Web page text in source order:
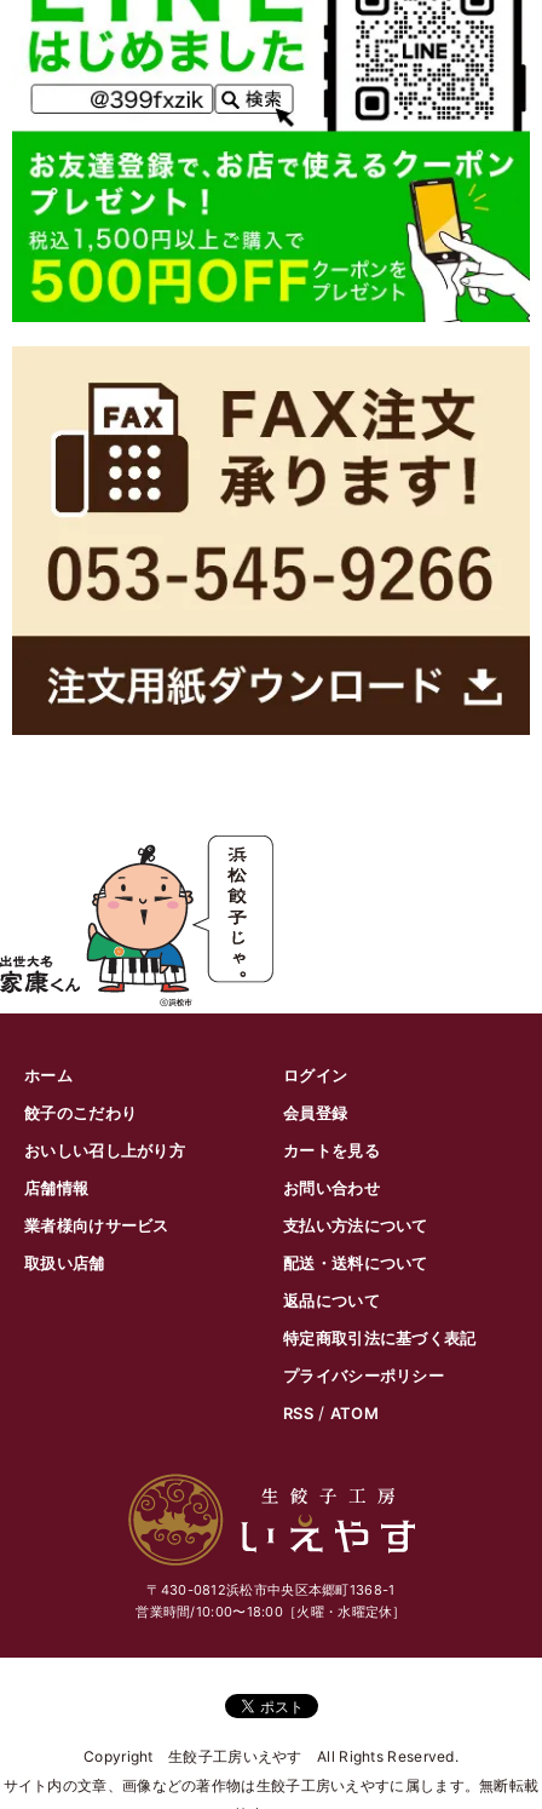
ホーム
餃子のこだわり
おいしい召し上がり方
店舗情報
業者様向けサービス
取扱い店舗
ログイン
会員登録
カートを見る
お問い合わせ
支払い方法について
配送・送料について
返品について
特定商取引法に基づく表記
プライバシーポリシー
RSS/ ATOM
〒430-0812浜松市中央区本郷町1368-1
営業時間/10:00〜18:00［火曜・水曜定休］
Copyright 生餃子工房いえやす All Rights Reserved.
サイト内の文章、画像などの著作物は生餃子工房いえやすに属します。無断転載